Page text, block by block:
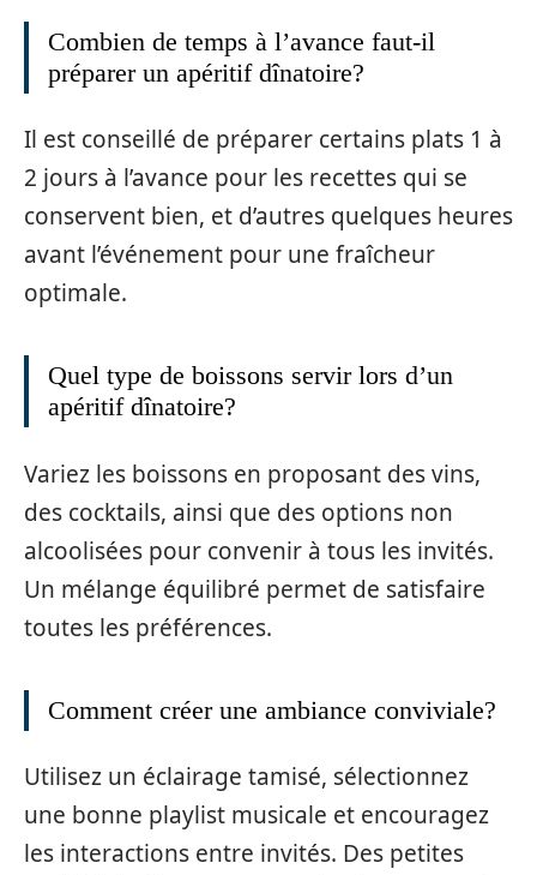
Combien de temps à l’avance faut-il
préparer un apéritif dînatoire?
Il est conseillé de préparer certains plats 1 à
2 jours à l’avance pour les recettes qui se
conservent bien, et d’autres quelques heures
avant l’événement pour une fraîcheur
optimale.
Quel type de boissons servir lors d’un
apéritif dînatoire?
Variez les boissons en proposant des vins,
des cocktails, ainsi que des options non
alcoolisées pour convenir à tous les invités.
Un mélange équilibré permet de satisfaire
toutes les préférences.
Comment créer une ambiance conviviale?
Utilisez un éclairage tamisé, sélectionnez
une bonne playlist musicale et encouragez
les interactions entre invités. Des petites